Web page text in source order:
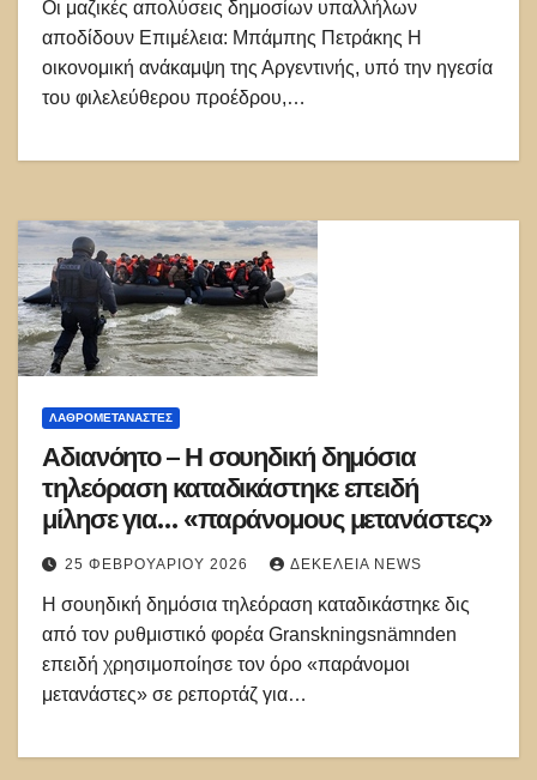
Οι μαζικές απολύσεις δημοσίων υπαλλήλων
αποδίδουν Επιμέλεια: Μπάμπης Πετράκης Η
οικονομική ανάκαμψη της Αργεντινής, υπό την ηγεσία
του φιλελεύθερου προέδρου,…
ΛΑΘΡΟΜΕΤΑΝΑΣΤΕΣ
Αδιανόητο – Η σουηδική δημόσια
τηλεόραση καταδικάστηκε επειδή
μίλησε για… «παράνομους μετανάστες»
25 ΦΕΒΡΟΥΑΡΊΟΥ 2026 ΔΕΚΈΛΕΙΑ NEWS
Η σουηδική δημόσια τηλεόραση καταδικάστηκε δις
από τον ρυθμιστικό φορέα Granskningsnämnden
επειδή χρησιμοποίησε τον όρο «παράνομοι
μετανάστες» σε ρεπορτάζ για…